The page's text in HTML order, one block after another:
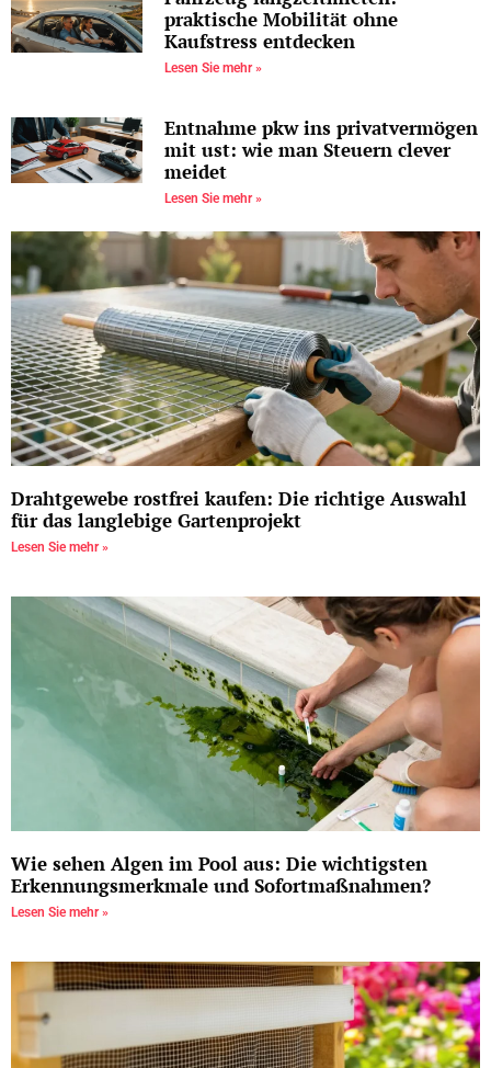
praktische Mobilität ohne
Kaufstress entdecken
Lesen Sie mehr »
Entnahme pkw ins privatvermögen
mit ust: wie man Steuern clever
meidet
Lesen Sie mehr »
Drahtgewebe rostfrei kaufen: Die richtige Auswahl
für das langlebige Gartenprojekt
Lesen Sie mehr »
Wie sehen Algen im Pool aus: Die wichtigsten
Erkennungsmerkmale und Sofortmaßnahmen?
Lesen Sie mehr »